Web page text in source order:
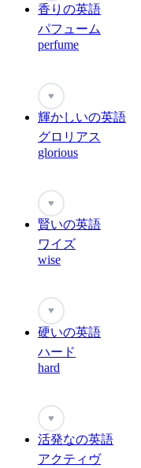
香りの英語
パフューム
perfume
♥
輝かしいの英語
グロリアス
glorious
♥
賢いの英語
ワイズ
wise
♥
硬いの英語
ハード
hard
♥
活発なの英語
アクティヴ